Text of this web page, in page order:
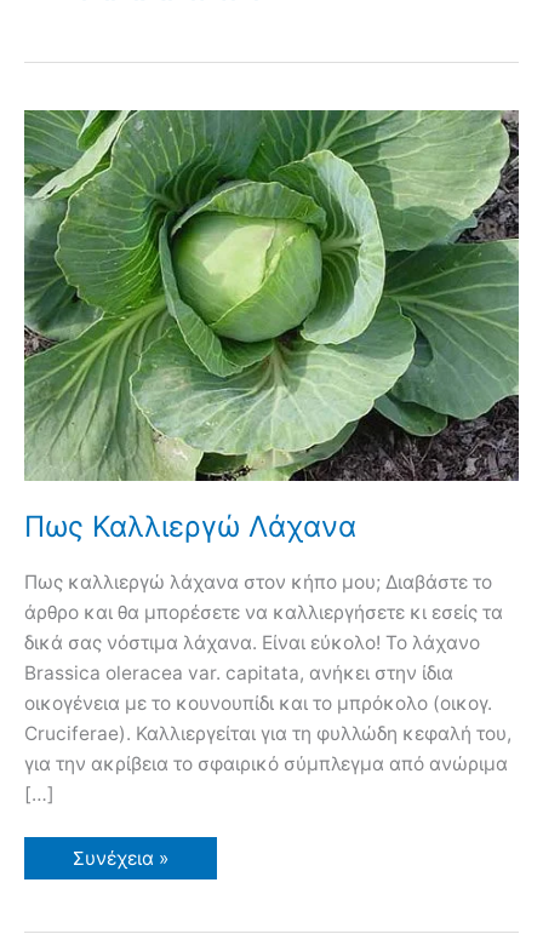
Πως Καλλιεργώ Λάχανα
Πως καλλιεργώ λάχανα στον κήπο μου; Διαβάστε το
άρθρο και θα μπορέσετε να καλλιεργήσετε κι εσείς τα
δικά σας νόστιμα λάχανα. Είναι εύκολο! Το λάχανο
Brassica oleracea var. capitata, ανήκει στην ίδια
οικογένεια με το κουνουπίδι και το μπρόκολο (οικογ.
Cruciferae). Καλλιεργείται για τη φυλλώδη κεφαλή του,
για την ακρίβεια το σφαιρικό σύμπλεγμα από ανώριμα
[…]
Πως
Καλλιεργώ
Συνέχεια »